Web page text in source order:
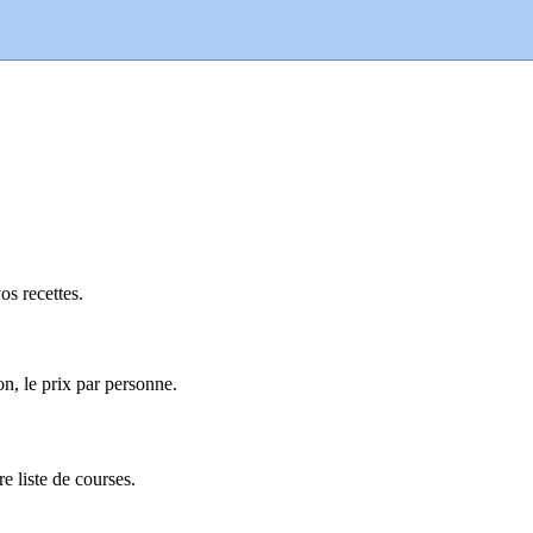
recettes.
le prix par personne.
liste de courses.